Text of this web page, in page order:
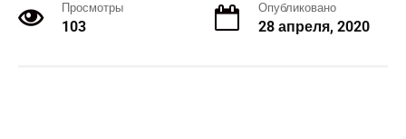
Просмотры
103
Опубликовано
28 апреля, 2020